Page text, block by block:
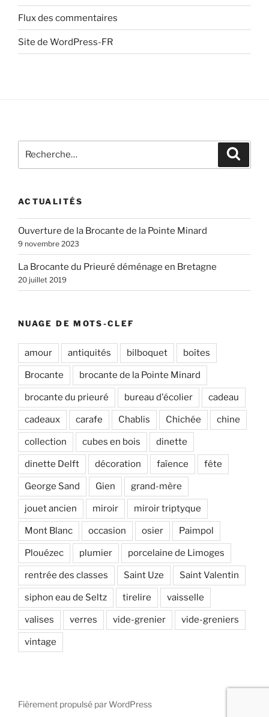
Flux des commentaires
Site de WordPress-FR
pour
ACTUALITÉS
Ouverture de la Brocante de la Pointe Minard
9 novembre 2023
La Brocante du Prieuré déménage en Bretagne
20 juillet 2019
NUAGE DE MOTS-CLEF
amour antiquités bilboquet boîtes
Brocante brocante de la Pointe Minard
brocante du prieuré bureau d'écolier cadeau
cadeaux carafe Chablis Chichée chine
collection cubes en bois dinette
dinette Delft décoration faïence fête
George Sand Gien grand-mère
jouet ancien miroir miroir triptyque
Mont Blanc occasion osier Paimpol
Plouézec plumier porcelaine de Limoges
rentrée des classes Saint Uze Saint Valentin
siphon eau de Seltz tirelire vaisselle
valises verres vide-grenier vide-greniers
vintage
Fièrement propulsé par WordPress